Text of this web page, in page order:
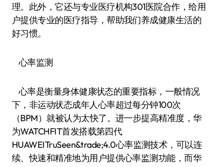
理。此外，它还与专业医疗机构301医院合作，给用
户提供专业的医疗指导，帮助我们养成健康生活的
好习惯。
心率监测
心率是衡量身体健康状态的重要指标，一般情况
下，非运动状态成年人心率超过每分钟100次
（BPM）就被认为太快了。进一步提高精准度，华
为WATCHFIT首发搭载第四代
HUAWEITruSeen&trade;4.0心率监测技术，可以连
续、快速和精准地为用户提供心率监测功能，而华